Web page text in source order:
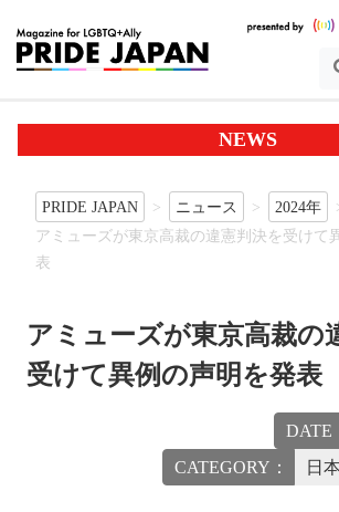
NEWS
PRIDE JAPAN ニュース 2024年
アミューズが東京高裁の違憲判決を受けて
表
アミューズが東京高裁の
受けて異例の声明を発表
DATE
CATEGORY：
日